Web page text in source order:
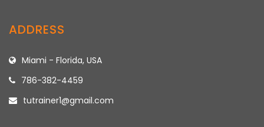
ADDRESS
Miami - Florida, USA
786-382-4459
tutrainer1@gmail.com